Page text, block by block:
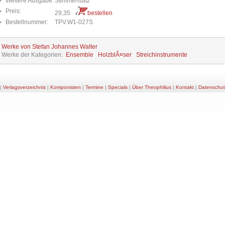
Preis:
29,35
bestellen
Bestellnummer:
TPV.W1-027S
Werke von Stefan Johannes Walter
Werke der Kategorien: Ensemble HolzblÃ¤ser Streichinstrumente
| Verlagsverzeichnis| Komponisten | Termine | Specials| Über Theophilius| Kontakt|